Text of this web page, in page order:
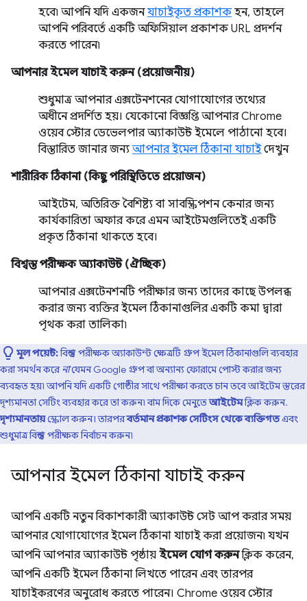
হবে৷ আপনি যদি একজনযাচাইকৃত প্রকাশকহন, তাহলে
আপনি পরিবর্তে একটি অফিসিয়াল প্রকাশক URL প্রদর্শন
করতে পারেন৷
আপনার ইমেল যাচাই করুন (প্রয়োজনীয়)
শুধুমাত্র আপনার এক্সটেনশনের যোগাযোগের তথ্যের
অধীনে প্রদর্শিত হয়। যেকোনো বিজ্ঞপ্তি আপনার Chrome
ওয়েব স্টোর ডেভেলপার অ্যাকাউন্ট ইমেলে পাঠানো হবে।
বিস্তারিত জানার জন্য আপনার ইমেল ঠিকানা যাচাইদেখুন
শারীরিক ঠিকানা (কিছু পরিস্থিতিতে প্রয়োজন)
আইটেম, অতিরিক্ত বৈশিষ্ট্য বা সাবস্ক্রিপশন কেনার জন্য
কার্যকারিতা অফার করে এমন আইটেমগুলিতেই একটি
প্রকৃত ঠিকানা থাকতে হবে।
বিশ্বস্ত পরীক্ষক অ্যাকাউন্ট (ঐচ্ছিক)
আপনার এক্সটেনশনটি পরীক্ষার জন্য তাদের কাছে উপলব্ধ
করার জন্য ব্যক্তির ইমেল ঠিকানাগুলির একটি কমা দ্বারা
পৃথক করা তালিকা৷
মূল পয়েন্ট:বিশ্বস্ত পরীক্ষক অ্যাকাউন্ট ক্ষেত্রটি গ্রুপ ইমেল ঠিকানাগুলি ব্যবহার
করা সমর্থন করেনাযেমন Google গ্রুপ বা অন্যান্য ফোরামে পোস্ট করার জন্য
ব্যবহৃত হয়৷ আপনি যদি একটি গোষ্ঠীর সাথে পরীক্ষা করতে চান তবে আইটেম স্তরের
দৃশ্যমানতা সেটিং ব্যবহার করে তা করুন৷ বাম দিকে মেনুতেআইটেমক্লিক করুন.
দৃশ্যমানতায়স্ক্রোল করুন। তারপরবর্তমান প্রকাশক সেটিংস থেকেব্যক্তিগতএবং
শুধুমাত্র বিশ্বস্ত পরীক্ষক নির্বাচন করুন৷
আপনার ইমেল ঠিকানা যাচাই করুন
আপনি একটি নতুন বিকাশকারী অ্যাকাউন্ট সেট আপ করার সময়
আপনার যোগাযোগের ইমেল ঠিকানা যাচাই করা প্রয়োজন৷ যখন
আপনি আপনার অ্যাকাউন্ট পৃষ্ঠায় ইমেল যোগ করুনক্লিক করেন,
আপনি একটি ইমেল ঠিকানা লিখতে পারেন এবং তারপর
যাচাইকরণের অনুরোধ করতে পারেন। Chrome ওয়েব স্টোর